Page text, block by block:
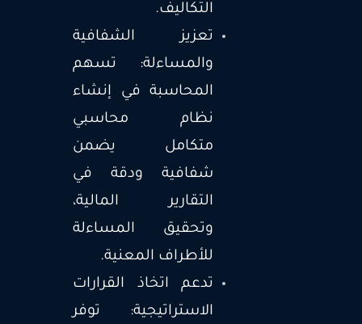
التكاليف.
تعزيز الشفافية
والمساءلة: تسهم
المحاسبة في إنشاء
نظام محاسبي
متكامل يضمن
شفافية ودقة في
التقارير المالية،
وتحقيق المساءلة
للأطراف المعنية.
تدعم اتخاذ القرارات
الاستراتيجية: توفر